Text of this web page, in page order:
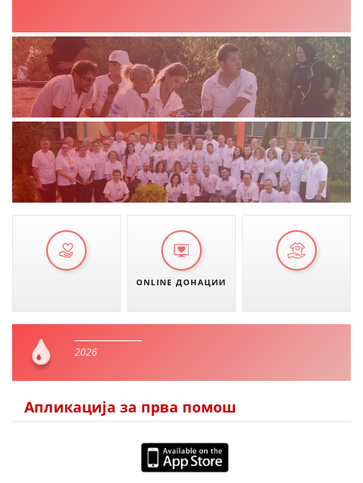
ONLINE ДОНАЦИИ
2026
Апликација за прва помош